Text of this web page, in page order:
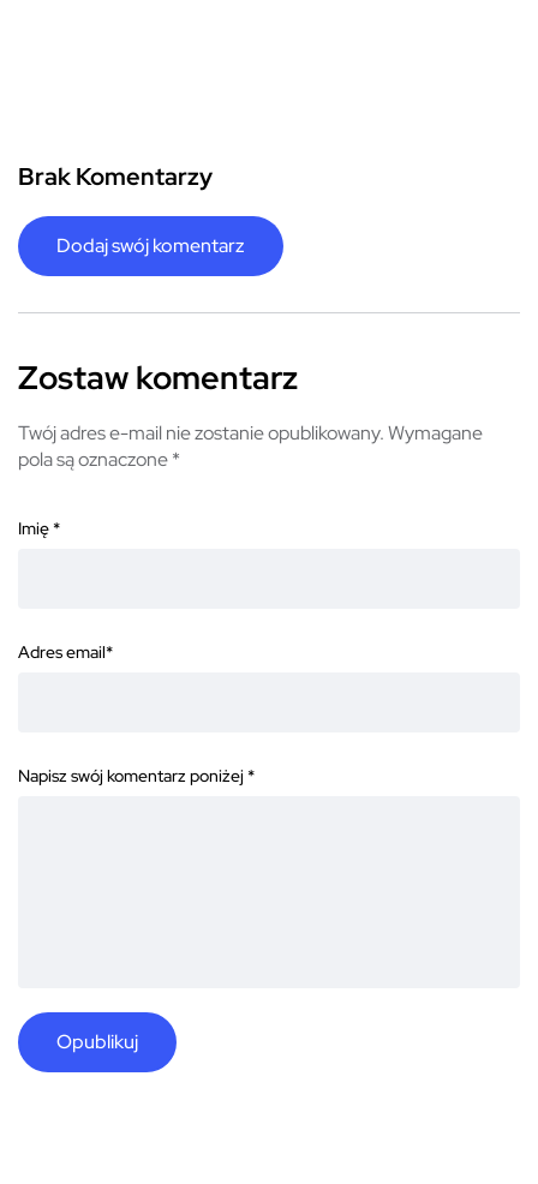
Brak Komentarzy
Dodaj swój komentarz
Zostaw komentarz
Twój adres e-mail nie zostanie opublikowany.Wymagane
pola są oznaczone*
Imię *
Adres email*
Napisz swój komentarz poniżej *